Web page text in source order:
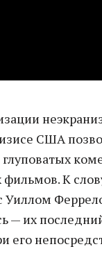
США
К
с Уиллом
— их
его